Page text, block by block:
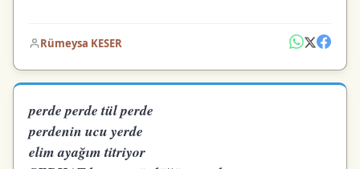
Rümeysa KESER
perde perde tül perde
perdenin ucu yerde
elim ayağım titriyor